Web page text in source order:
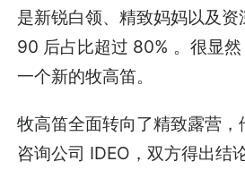
是新锐白领、精致妈妈以及资
90 后占比超过 80% 。很显
一个新的牧高笛。
牧高笛全面转向了精致露营
咨询公司 IDEO，双方得出结